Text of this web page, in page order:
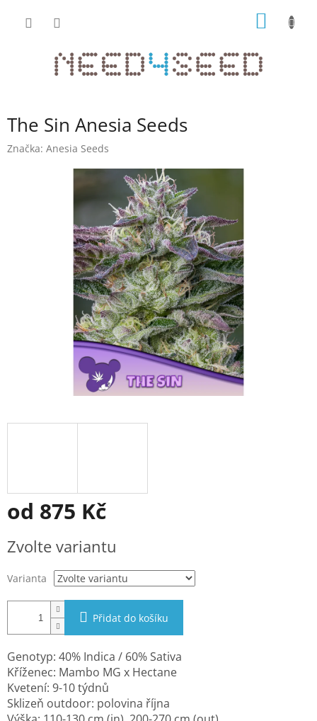
The Sin Anesia Seeds
Značka: Anesia Seeds
od 875 Kč
cena:
Zvolte variantu
Varianta
Přidat do košíku
Genotyp: 40% Indica / 60% Sativa
Kříženec: Mambo MG x Hectane
Kvetení: 9-10 týdnů
Sklizeň outdoor: polovina října